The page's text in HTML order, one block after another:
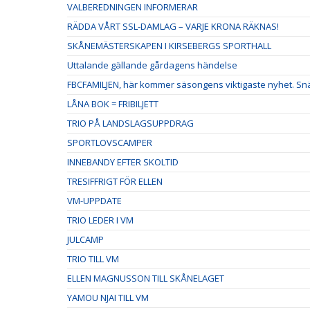
VALBEREDNINGEN INFORMERAR
RÄDDA VÅRT SSL-DAMLAG – VARJE KRONA RÄKNAS!
SKÅNEMÄSTERSKAPEN I KIRSEBERGS SPORTHALL
Uttalande gällande gårdagens händelse
FBCFAMILJEN, här kommer säsongens viktigaste nyhet.
LÅNA BOK = FRIBILJETT
TRIO PÅ LANDSLAGSUPPDRAG
SPORTLOVSCAMPER
INNEBANDY EFTER SKOLTID
TRESIFFRIGT FÖR ELLEN
VM-UPPDATE
TRIO LEDER I VM
JULCAMP
TRIO TILL VM
ELLEN MAGNUSSON TILL SKÅNELAGET
YAMOU NJAI TILL VM